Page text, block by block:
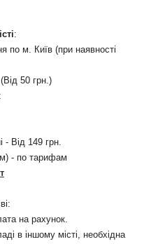
:
по м. Київ (при наявності
50 грн.)
:
- Від 149 грн.
- по тарифам
на рахунок.
в іншому місті, необхідна